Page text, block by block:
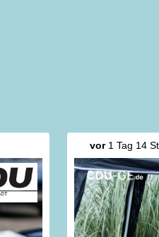
vor1 Tag 14